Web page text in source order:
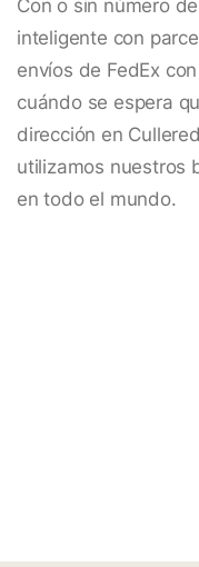
Con o sin número
inteligente con
envíos de FedEx
cuándo se espera
dirección en
utilizamos nuestros
en todo el mundo.